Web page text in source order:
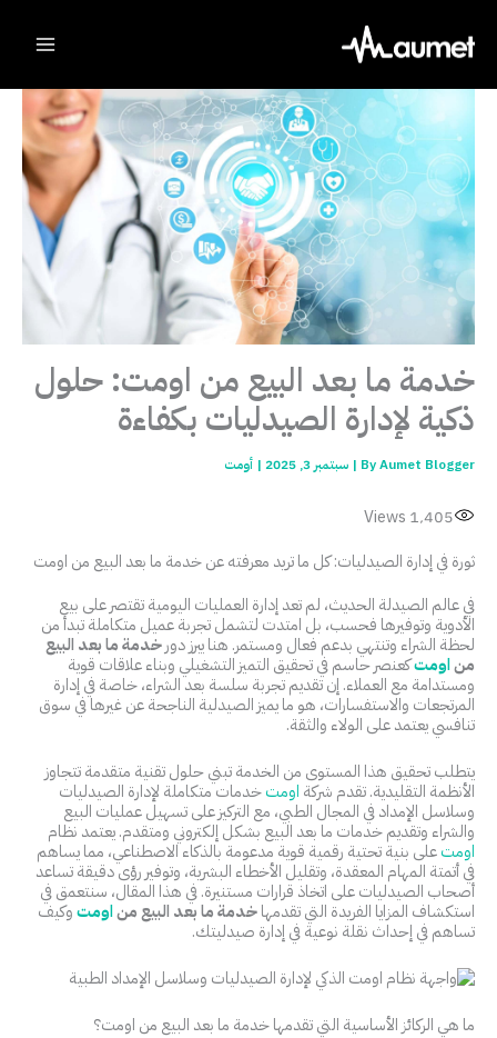
content
خدمة ما بعد البيع من اومت: حلول
ذكية لإدارة الصيدليات بكفاءة
ByAumet Blogger
| سبتمبر 3, 2025 | أومت
1٬405
ثورة في إدارة الصيدليات: كل ما تريد معرفته عن خدمة ما بعد البيع من اومت
في عالم الصيدلة الحديث، لم تعد إدارة العمليات اليومية تقتصر على بيع
الأدوية وتوفيرها فحسب، بل امتدت لتشمل تجربة عميل متكاملة تبدأ من
لحظة الشراء وتنتهي بدعم فعال ومستمر. هنا يبرز دورخدمة ما بعد البيع
مناومتكعنصر حاسم في تحقيق التميز التشغيلي وبناء علاقات قوية
ومستدامة مع العملاء. إن تقديم تجربة سلسة بعد الشراء، خاصة في إدارة
المرتجعات والاستفسارات، هو ما يميز الصيدلية الناجحة عن غيرها في سوق
تنافسي يعتمد على الولاء والثقة.
يتطلب تحقيق هذا المستوى من الخدمة تبني حلول تقنية متقدمة تتجاوز
الأنظمة التقليدية. تقدم شركة اومتخدمات متكاملة لإدارة الصيدليات
وسلاسل الإمداد في المجال الطبي، مع التركيز على تسهيل عمليات البيع
والشراء وتقديم خدمات ما بعد البيع بشكل إلكتروني ومتقدم. يعتمد نظام
اومتعلى بنية تحتية رقمية قوية مدعومة بالذكاء الاصطناعي، مما يساهم
في أتمتة المهام المعقدة، وتقليل الأخطاء البشرية، وتوفير رؤى دقيقة تساعد
أصحاب الصيدليات على اتخاذ قرارات مستنيرة. في هذا المقال، سنتعمق في
استكشاف المزايا الفريدة التي تقدمهاخدمة ما بعد البيع مناومتوكيف
تساهم في إحداث نقلة نوعية في إدارة صيدليتك.
ما هي الركائز الأساسية التي تقدمها خدمة ما بعد البيع من اومت؟